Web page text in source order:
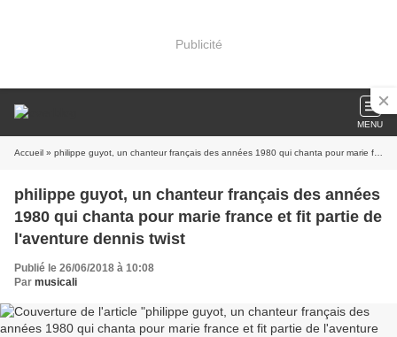
Publicité
MENU
Accueil » philippe guyot, un chanteur français des années 1980 qui chanta pour marie france et fit partie de l'aventure dennis twist
philippe guyot, un chanteur français des années
1980 qui chanta pour marie france et fit partie de
l'aventure dennis twist
Publié le 26/06/2018 à 10:08
Par musicali